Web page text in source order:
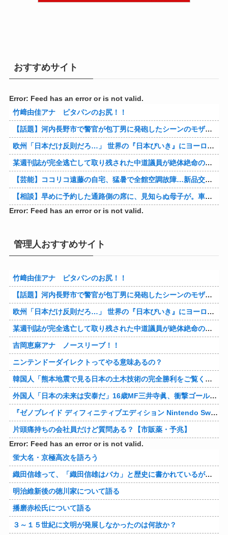
おすすめサイト
Error: Feed has an error or is not valid.
竹﨑由佳アナ ピタパンのお尻！！
【話題】河内長野市で警官が包丁男に発砲したシーンのモザ無し映像が公開される。
欧州「日本だけ反則だろ…」 世界の『日本びいき』にヨーロッパ全土から不満の声
某週刊誌が完全逃亡して取り残された中道議員が絶体絶命の窮地、「今度は宏池会に矛先を向けたか……」と節操の無さに呆れる人が続出
【芸能】ココリコ遠藤の自宅、猛暑で全館空調故障…新品交換費300万円…高額費用に「高すぎる」
【相談】早めに予約した通路側の席に、見知らぬ母子が。車掌の呼びかけにも「目を閉じて無視」して居座られました。無理やり奪われた席は、結局“やったもん勝ち”になってしまうのでしょうか？
Error: Feed has an error or is not valid.
管理人おすすめサイト
竹﨑由佳アナ ピタパンのお尻！！
【話題】河内長野市で警官が包丁男に発砲したシーンのモザ無し映像が公開される。
欧州「日本だけ反則だろ…」 世界の『日本びいき』にヨーロッパ全土から不満の声
某週刊誌が完全逃亡して取り残された中道議員が絶体絶命の窮地、「今度は宏池会に矛先を向けたか……」と節操の無さに呆れる人が続出
吉岡恵麻アナ ノースリーブ！！
ニンテンドーダイレクトってやる意味あるの？
韓国人「熊本地震で見る日本の土木技術の完全勝利をご覧ください」→「これはすごいわ」「こういうのを見ると日本人は何か適当に作る感じがしない・・・」「あれがまさに経験値である」
外国人「日本の未来は安泰だ」16歳MF三井寺眞、衝撃ゴール！久保建英超え歴代2位の記録！3得点に絡む活躍で海外絶賛！【海外の反応】
『ゼノブレイド ディフィニティブエディション Nintendo Switch 2 Edition』3,713 本
片頭痛持ちの会社員だけど質問ある？【市販薬・予兆】
Error: Feed has an error or is not valid.
蛍大名・京極高次を語ろう
織田信雄って、「織田信雄はバカ」と歴史に書かれているが今まで家が残っているんでバカではないよな？
明治維新後の徳川家について語る
播磨赤松氏について語る
３～１５世紀に文明が発展しなかったのは何故か？